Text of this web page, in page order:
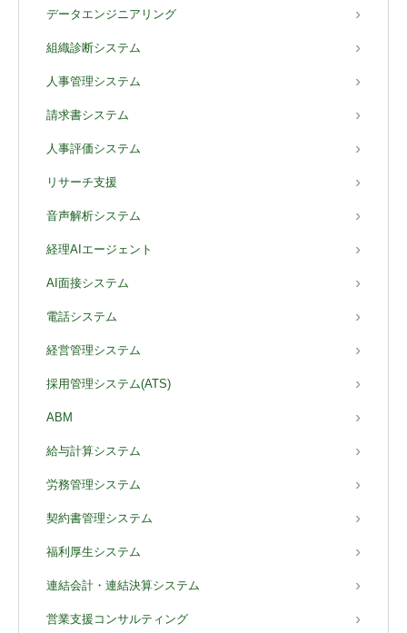
データエンジニアリング
組織診断システム
人事管理システム
請求書システム
人事評価システム
リサーチ支援
音声解析システム
経理AIエージェント
AI面接システム
電話システム
経営管理システム
採用管理システム(ATS)
ABM
給与計算システム
労務管理システム
契約書管理システム
福利厚生システム
連結会計・連結決算システム
営業支援コンサルティング